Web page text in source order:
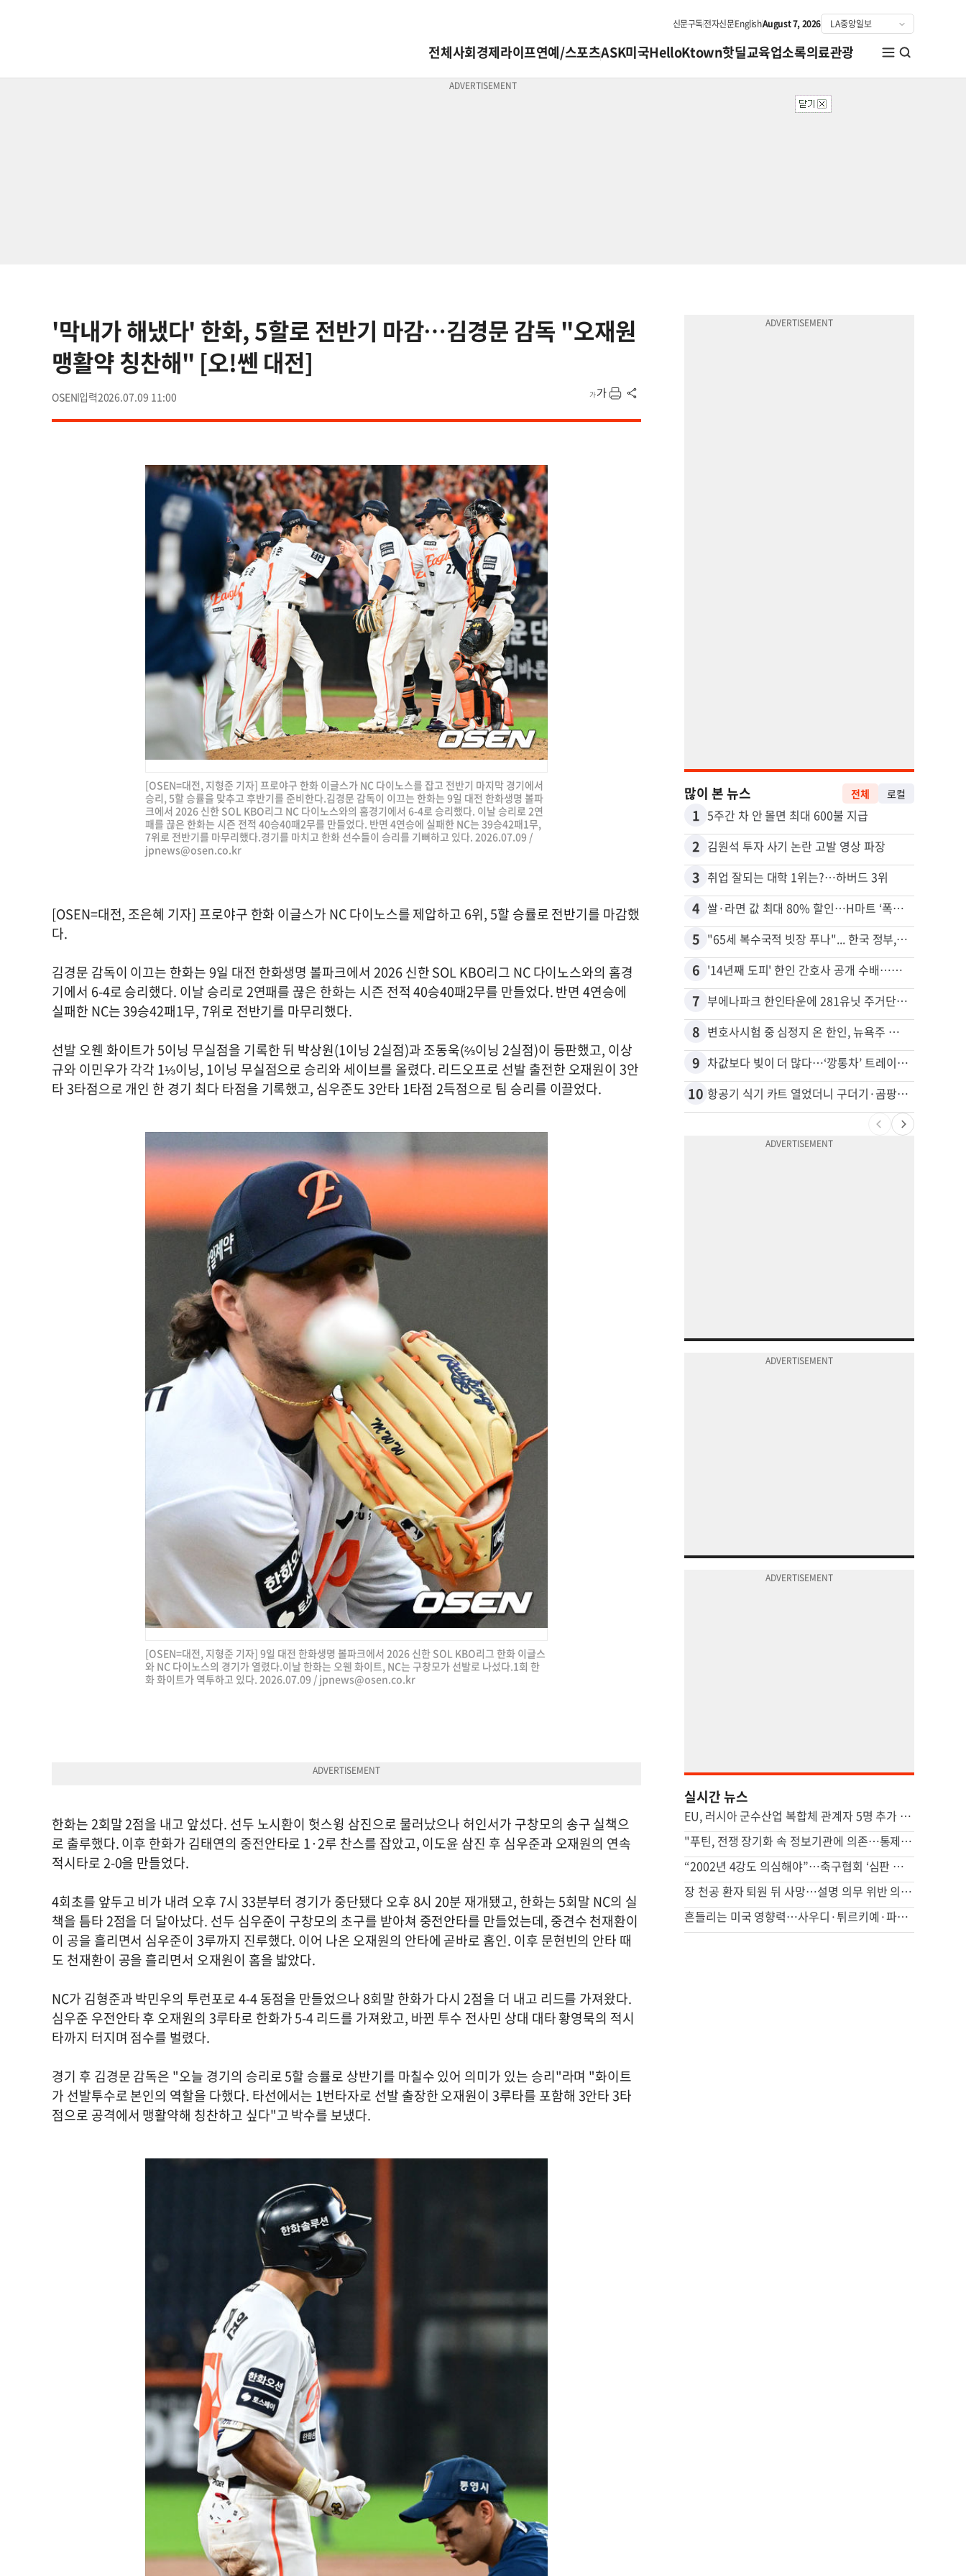
신문구독전자신문EnglishAugust 7, 2026
전체사회경제라이프연예/스포츠ASK미국HelloKtown핫딜교육업소록의료관광
'막내가 해냈다' 한화, 5할로 전반기 마감…김경문 감독 "오재원
맹활약 칭찬해" [오!쎈 대전]
OSEN 2026.07.09 11:00
[OSEN=대전, 지형준 기자] 프로야구 한화 이글스가 NC 다이노스를 잡고 전반기 마지막 경기에서
승리, 5할 승률을 맞추고 후반기를 준비한다.김경문 감독이 이끄는 한화는 9일 대전 한화생명 볼파
크에서 2026 신한 SOL KBO리그 NC 다이노스와의 홈경기에서 6-4로 승리했다. 이날 승리로 2연
패를 끊은 한화는 시즌 전적 40승40패2무를 만들었다. 반면 4연승에 실패한 NC는 39승42패1무,
7위로 전반기를 마무리했다.경기를 마치고 한화 선수들이 승리를 기뻐하고 있다. 2026.07.09 /
jpnews@osen.co.kr
[OSEN=대전, 조은혜 기자] 프로야구 한화 이글스가 NC 다이노스를 제압하고 6위, 5할 승률로 전반기를 마감했
다.
김경문 감독이 이끄는 한화는 9일 대전 한화생명 볼파크에서 2026 신한 SOL KBO리그 NC 다이노스와의 홈경
기에서 6-4로 승리했다. 이날 승리로 2연패를 끊은 한화는 시즌 전적 40승40패2무를 만들었다. 반면 4연승에
실패한 NC는 39승42패1무, 7위로 전반기를 마무리했다.
선발 오웬 화이트가 5이닝 무실점을 기록한 뒤 박상원(1이닝 2실점)과 조동욱(⅔이닝 2실점)이 등판했고, 이상
규와 이민우가 각각 1⅓이닝, 1이닝 무실점으로 승리와 세이브를 올렸다. 리드오프로 선발 출전한 오재원이 3안
타 3타점으로 개인 한 경기 최다 타점을 기록했고, 심우준도 3안타 1타점 2득점으로 팀 승리를 이끌었다.
[OSEN=대전, 지형준 기자] 9일 대전 한화생명 볼파크에서 2026 신한 SOL KBO리그 한화 이글스
와 NC 다이노스의 경기가 열렸다.이날 한화는 오웬 화이트, NC는 구창모가 선발로 나섰다.1회 한
화 화이트가 역투하고 있다. 2026.07.09 / jpnews@osen.co.kr
한화는 2회말 2점을 내고 앞섰다. 선두 노시환이 헛스윙 삼진으로 물러났으나 허인서가 구창모의 송구 실책으
로 출루했다. 이후 한화가 김태연의 중전안타로 1·2루 찬스를 잡았고, 이도윤 삼진 후 심우준과 오재원의 연속
적시타로 2-0을 만들었다.
4회초를 앞두고 비가 내려 오후 7시 33분부터 경기가 중단됐다 오후 8시 20분 재개됐고, 한화는 5회말 NC의 실
책을 틈타 2점을 더 달아났다. 선두 심우준이 구창모의 초구를 받아쳐 중전안타를 만들었는데, 중견수 천재환이
이 공을 흘리면서 심우준이 3루까지 진루했다. 이어 나온 오재원의 안타에 곧바로 홈인. 이후 문현빈의 안타 때
도 천재환이 공을 흘리면서 오재원이 홈을 밟았다.
NC가 김형준과 박민우의 투런포로 4-4 동점을 만들었으나 8회말 한화가 다시 2점을 더 내고 리드를 가져왔다.
심우준 우전안타 후 오재원의 3루타로 한화가 5-4 리드를 가져왔고, 바뀐 투수 전사민 상대 대타 황영묵의 적시
타까지 터지며 점수를 벌렸다.
경기 후 김경문 감독은 "오늘 경기의 승리로 5할 승률로 상반기를 마칠수 있어 의미가 있는 승리"라며 "화이트
가 선발투수로 본인의 역할을 다했다. 타선에서는 1번타자로 선발 출장한 오재원이 3루타를 포함해 3안타 3타
점으로 공격에서 맹활약해 칭찬하고 싶다"고 박수를 보냈다.
많이 본 뉴스 전체 로컬
1 5주간 차 안 몰면 최대 600불 지급
2 김원석 투자 사기 논란 고발 영상 파장
3 취업 잘되는 대학 1위는?…하버드 3위
4 쌀·라면 값 최대 80% 할인…H마트 ‘폭탄 세일’
5 "65세 복수국적 빗장 푸나"... 한국 정부, 연령 완화 전면 추진
6 '14년째 도피' 한인 간호사 공개 수배…메디케어 사기 유죄
7 부에나파크 한인타운에 281유닛 주거단지 들어선다
8 변호사시험 중 심정지 온 한인, 뉴욕주 제소
9 차값보다 빚이 더 많다…‘깡통차’ 트레이드인 급증
10 항공기 식기 카트 열었더니 구더기·곰팡이…LAX 기내식 업체 논란
실시간 뉴스
EU, 러시아 군수산업 복합체 관계자 5명 추가 제재
"푸틴, 전쟁 장기화 속 정보기관에 의존…통제 강화"
“2002년 4강도 의심해야”…축구협회 ‘심판 성접대’에 日매체도 맹비판
장 천공 환자 퇴원 뒤 사망…설명 의무 위반 의사 항소심도 유죄
흔들리는 미국 영향력…사우디·튀르키예·파키스탄, 공동방위조약